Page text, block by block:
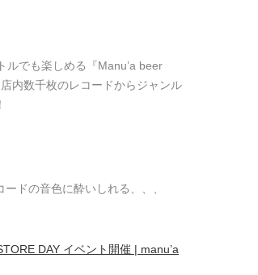
ルでも楽しめる『Manu’a beer
内数千枚のレコードからジャンル
ドの音色に酔いしれる、、、
DAY イベント開催 | manu’a